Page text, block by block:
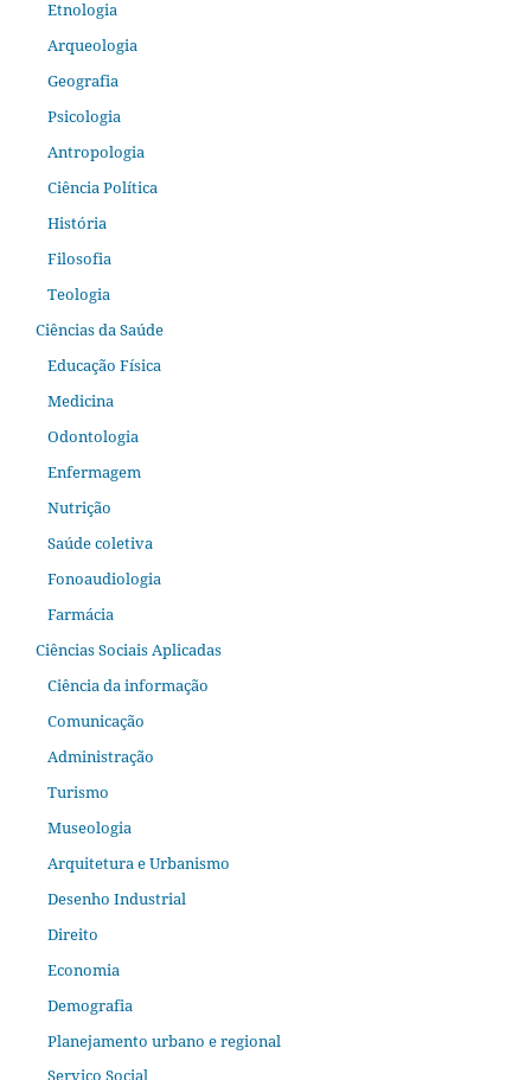
Etnologia
Arqueologia
Geografia
Psicologia
Antropologia
Ciência Política
História
Filosofia
Teologia
Ciências da Saúde
Educação Física
Medicina
Odontologia
Enfermagem
Nutrição
Saúde coletiva
Fonoaudiologia
Farmácia
Ciências Sociais Aplicadas
Ciência da informação
Comunicação
Administração
Turismo
Museologia
Arquitetura e Urbanismo
Desenho Industrial
Direito
Economia
Demografia
Planejamento urbano e regional